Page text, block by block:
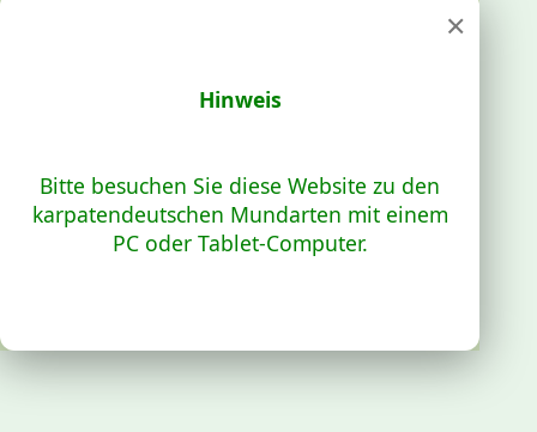
×
Hinweis
Bitte besuchen Sie diese Website zu den
karpatendeutschen Mundarten mit einem
PC oder Tablet-Computer.